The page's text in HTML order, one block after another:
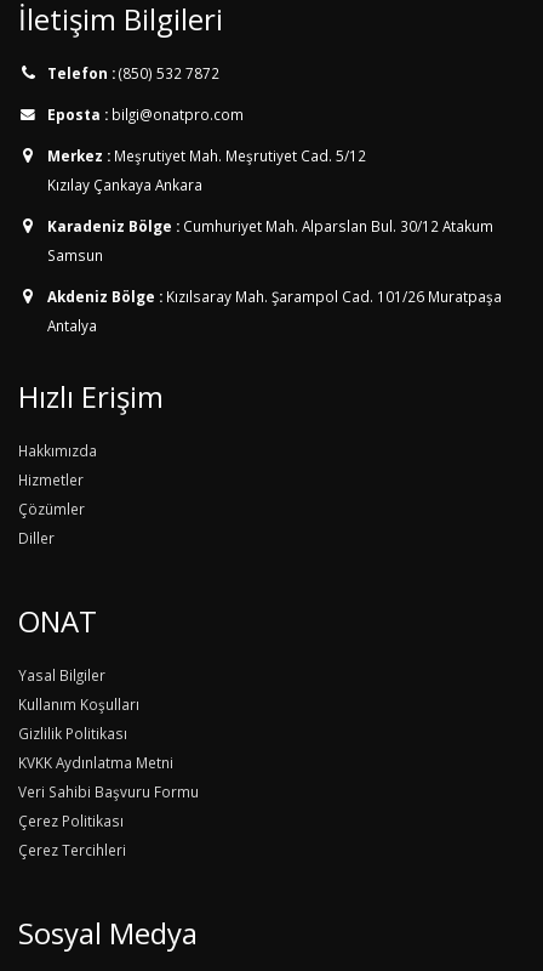
İletişim Bilgileri
Telefon :(850) 532 7872
Eposta : bilgi@onatpro.com
Merkez : Meşrutiyet Mah. Meşrutiyet Cad. 5/12
Kızılay Çankaya Ankara
Karadeniz Bölge : Cumhuriyet Mah. Alparslan Bul. 30/12 Atakum
Samsun
Akdeniz Bölge : Kızılsaray Mah. Şarampol Cad. 101/26 Muratpaşa
Antalya
Hızlı Erişim
Hakkımızda
Hizmetler
Çözümler
Diller
ONAT
Yasal Bilgiler
Kullanım Koşulları
Gizlilik Politikası
KVKK Aydınlatma Metni
Veri Sahibi Başvuru Formu
Çerez Politikası
Çerez Tercihleri
Sosyal Medya